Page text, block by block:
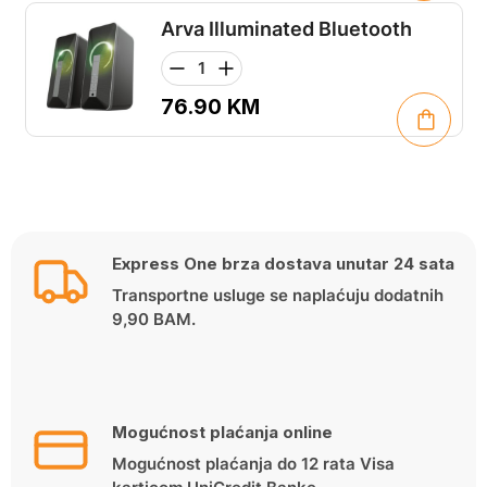
Arva Illuminated Bluetooth
76.90 KM
Express One brza dostava unutar 24 sata
Transportne usluge se naplaćuju dodatnih
9,90 BAM.
Mogućnost plaćanja online
Mogućnost plaćanja do 12 rata Visa